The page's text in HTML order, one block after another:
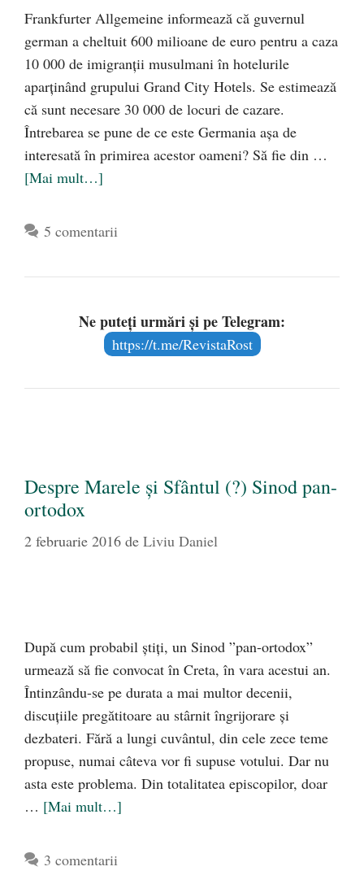
Frankfurter Allgemeine informează că guvernul
german a cheltuit 600 milioane de euro pentru a caza
10 000 de imigranţii musulmani în hotelurile
aparţinând grupului Grand City Hotels. Se estimează
că sunt necesare 30 000 de locuri de cazare.
Întrebarea se pune de ce este Germania aşa de
interesată în primirea acestor oameni? Să fie din …
[Mai mult…]
5 comentarii
Ne puteți urmări și pe Telegram:
https://t.me/RevistaRost
Despre Marele şi Sfântul (?) Sinod pan-
ortodox
2 februarie 2016 de Liviu Daniel
După cum probabil ştiţi, un Sinod ”pan-ortodox”
urmează să fie convocat în Creta, în vara acestui an.
Întinzându-se pe durata a mai multor decenii,
discuţiile pregătitoare au stârnit îngrijorare şi
dezbateri. Fără a lungi cuvântul, din cele zece teme
propuse, numai câteva vor fi supuse votului. Dar nu
asta este problema. Din totalitatea episcopilor, doar
… [Mai mult…]
3 comentarii